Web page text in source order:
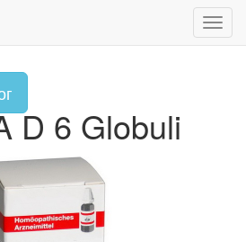
D 6 Globuli